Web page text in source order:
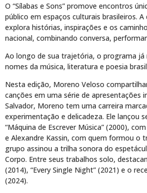
O “Sílabas e Sons” promove encontros
público em espaços culturais brasileiros.
explora histórias, inspirações e os
nacional, combinando conversa,
Ao longo de sua trajetória, o programa já
nomes da música, literatura e poesia
Nesta edição, Moreno Veloso
canções em uma série de apresentações
Salvador, Moreno tem uma carreira
experimentação e delicadeza. Ele lançou
“Máquina de Escrever Música” (2000),
e Alexandre Kassin, com quem formou o
grupo assinou a trilha sonora do
Corpo. Entre seus trabalhos solo,
(2014), “Every Single Night” (2021) e o
(2024).